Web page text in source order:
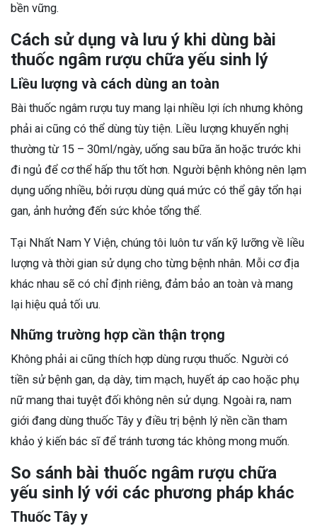
bền vững.
Cách sử dụng và lưu ý khi dùng bài
thuốc ngâm rượu chữa yếu sinh lý
Liều lượng và cách dùng an toàn
Bài thuốc ngâm rượu tuy mang lại nhiều lợi ích nhưng không
phải ai cũng có thể dùng tùy tiện. Liều lượng khuyến nghị
thường từ 15 – 30ml/ngày, uống sau bữa ăn hoặc trước khi
đi ngủ để cơ thể hấp thu tốt hơn. Người bệnh không nên lạm
dụng uống nhiều, bởi rượu dùng quá mức có thể gây tổn hại
gan, ảnh hưởng đến sức khỏe tổng thể.
Tại Nhất Nam Y Viện, chúng tôi luôn tư vấn kỹ lưỡng về liều
lượng và thời gian sử dụng cho từng bệnh nhân. Mỗi cơ địa
khác nhau sẽ có chỉ định riêng, đảm bảo an toàn và mang
lại hiệu quả tối ưu.
Những trường hợp cần thận trọng
Không phải ai cũng thích hợp dùng rượu thuốc. Người có
tiền sử bệnh gan, dạ dày, tim mạch, huyết áp cao hoặc phụ
nữ mang thai tuyệt đối không nên sử dụng. Ngoài ra, nam
giới đang dùng thuốc Tây y điều trị bệnh lý nền cần tham
khảo ý kiến bác sĩ để tránh tương tác không mong muốn.
So sánh bài thuốc ngâm rượu chữa
yếu sinh lý với các phương pháp khác
Thuốc Tây y